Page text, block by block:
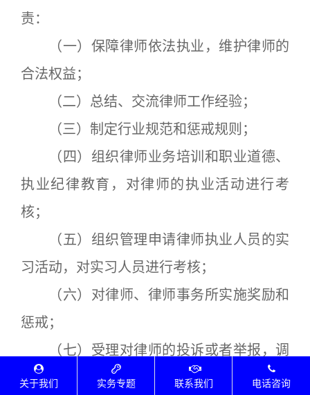
责：
（一）保障律师依法执业，维护律师的
合法权益；
（二）总结、交流律师工作经验；
（三）制定行业规范和惩戒规则；
（四）组织律师业务培训和职业道德、
执业纪律教育，对律师的执业活动进行考
核；
（五）组织管理申请律师执业人员的实
习活动，对实习人员进行考核；
（六）对律师、律师事务所实施奖励和
惩戒；
（七）受理对律师的投诉或者举报，调
解律师执业活动中发生的纠纷，受理律师的
关于我们 实务专题 联系我们 电话咨询